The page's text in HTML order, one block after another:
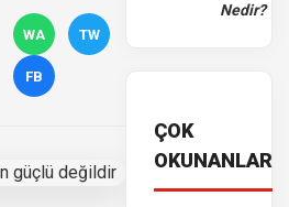
WA TW
FB
Nedir?
ÇOK
OKUNANLAR